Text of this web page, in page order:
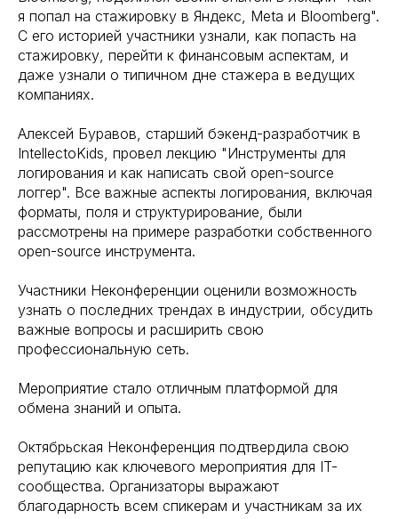
я попал на стажировку в Яндекс, Meta и Bloomberg".
С его историей участники узнали, как попасть на
стажировку, перейти к финансовым аспектам, и
даже узнали о типичном дне стажера в ведущих
компаниях.
Алексей Буравов, старший бэкенд-разработчик в
IntellectoKids, провел лекцию "Инструменты для
логирования и как написать свой open-source
логгер". Все важные аспекты логирования, включая
форматы, поля и структурирование, были
рассмотрены на примере разработки собственного
open-source инструмента.
Участники Неконференции оценили возможность
узнать о последних трендах в индустрии, обсудить
важные вопросы и расширить свою
профессиональную сеть.
Мероприятие стало отличным платформой для
обмена знаний и опыта.
Октябрьская Неконференция подтвердила свою
репутацию как ключевого мероприятия для IT-
сообщества. Организаторы выражают
благодарность всем спикерам и участникам за их